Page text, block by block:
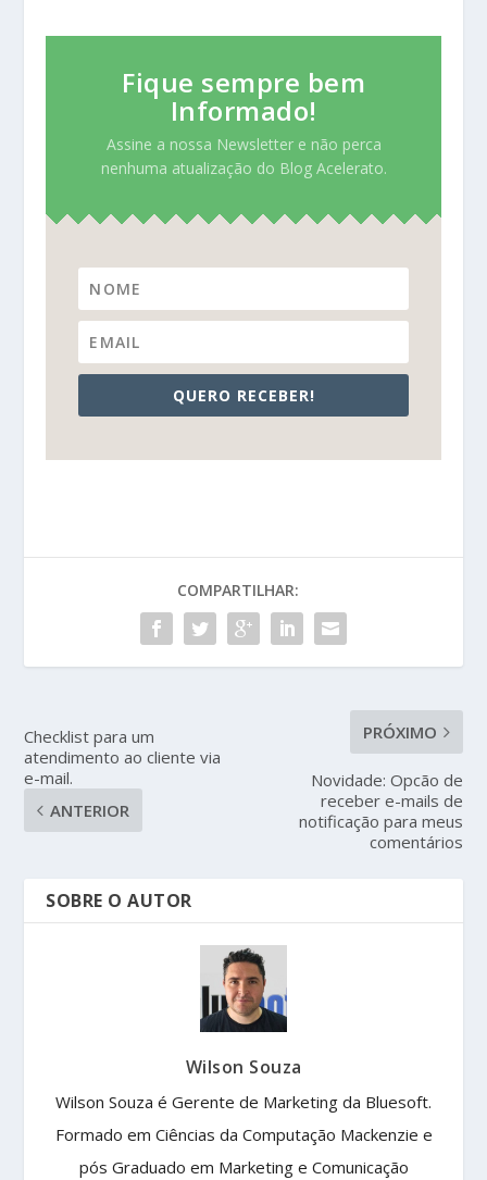
Fique sempre bem
Informado!
Assine a nossa Newsletter e não perca
nenhuma atualização do Blog Acelerato.
QUERO RECEBER!
COMPARTILHAR:
Checklist para um
atendimento ao cliente via
e-mail.
ANTERIOR
PRÓXIMO
Novidade: Opcão de
receber e-mails de
notificação para meus
comentários
SOBRE O AUTOR
Wilson Souza
Wilson Souza é Gerente de Marketing da Bluesoft.
Formado em Ciências da Computação Mackenzie e
pós Graduado em Marketing e Comunicação